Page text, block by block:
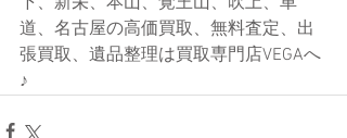
道、名古屋の高価買取、無料査定、出
張買取、遺品整理は買取専門店VEGAへ
♪